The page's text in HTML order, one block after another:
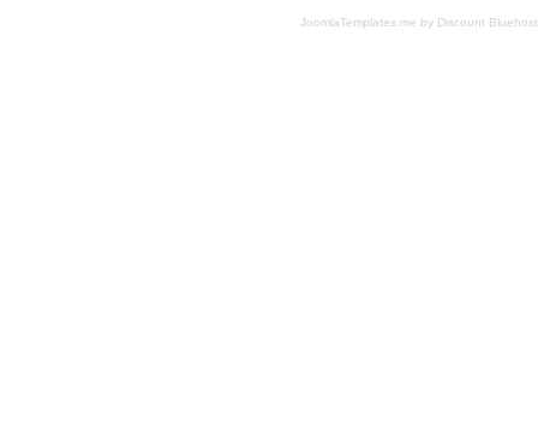
JoomlaTemplates.me by Discount Bluehost